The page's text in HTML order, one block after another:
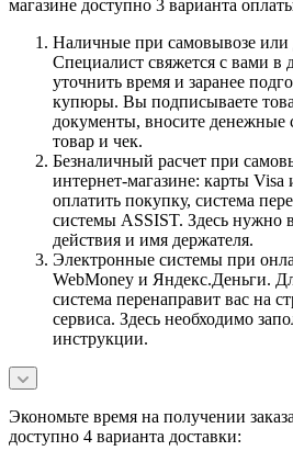
магазине доступно 3 варианта
Наличные при самовывозе или
Специалист свяжется с вами в
уточнить время и заранее
купюры. Вы подписываете
документы, вносите денежные
товар и чек.
Безналичный расчет при
интернет-магазине: карты
оплатить покупку, система
системы ASSIST. Здесь нужно
действия и имя держателя.
Электронные системы при
WebMoney и Яндекс.Деньги.
система перенаправит вас на
сервиса. Здесь необходимо
инструкции.
Экономьте время на получении
доступно 4 варианта доставки: